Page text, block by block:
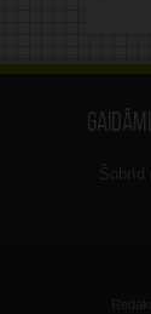
Šobrīd